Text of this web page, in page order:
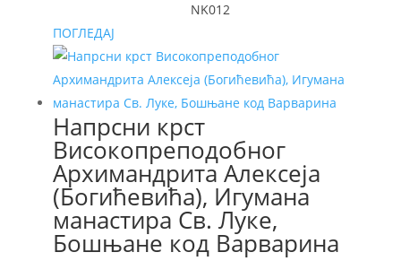
NK012
ПОГЛЕДАЈ
Напрсни крст
Високопреподобног
Архимандрита Алексеја
(Богићевића), Игумана
манастира Св. Луке,
Бошњане код Варварина